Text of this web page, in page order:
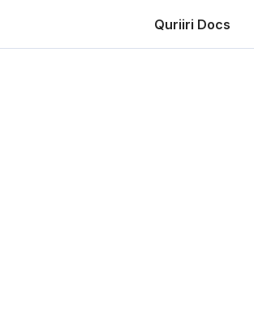
Quriiri Docs